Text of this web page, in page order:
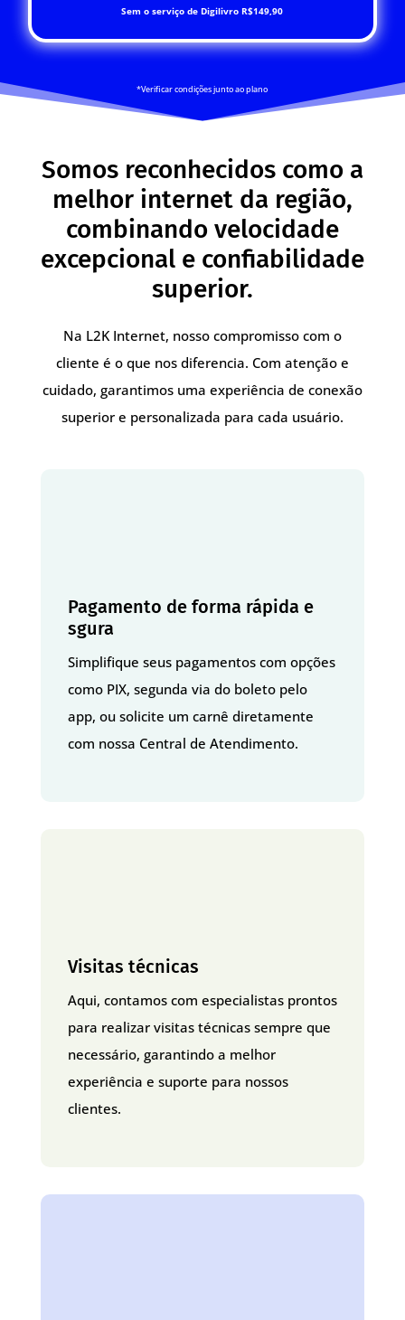
Sem o serviço de Digilivro R$149,90
*Verificar condições junto ao plano
Somos reconhecidos como a
melhor internet da região,
combinando velocidade
excepcional e confiabilidade
superior.
Na L2K Internet, nosso compromisso com o
cliente é o que nos diferencia. Com atenção e
cuidado, garantimos uma experiência de conexão
superior e personalizada para cada usuário.
Pagamento de forma rápida e
sgura
Simplifique seus pagamentos com opções
como PIX, segunda via do boleto pelo
app, ou solicite um carnê diretamente
com nossa Central de Atendimento.
Visitas técnicas
Aqui, contamos com especialistas prontos
para realizar visitas técnicas sempre que
necessário, garantindo a melhor
experiência e suporte para nossos
clientes.